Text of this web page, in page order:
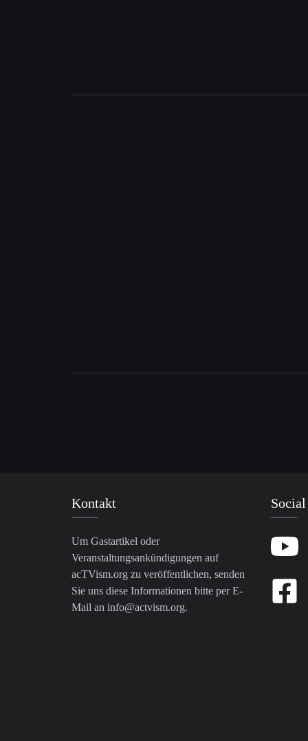
Kontakt
Um Gastartikel oder
Veranstaltungsankündigungen auf
acTVism.org zu veröffentlichen, senden
Sie uns diese Informationen bitte per E-
Mail an info@actvism.org.